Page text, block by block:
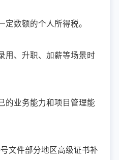
数额的个人所得税。
用、升职、加薪等场景时
的业务能力和项目管理能
文件部分地区高级证书补